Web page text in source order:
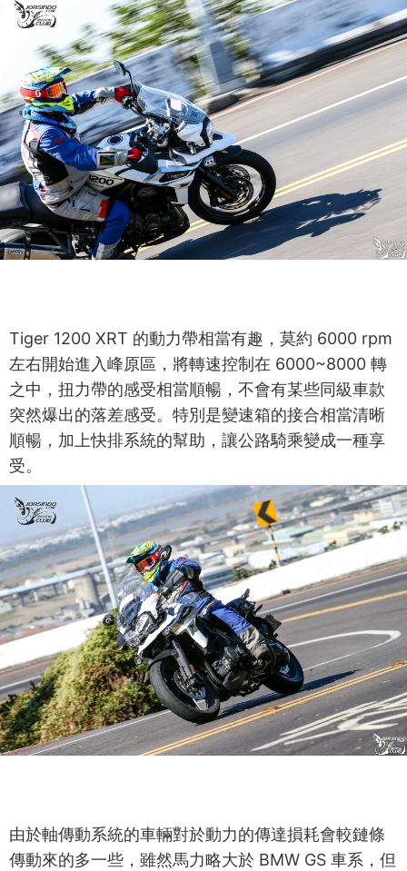
Tiger 1200 XRT 的動力帶相當有趣，莫約 6000 rpm
左右開始進入峰原區，將轉速控制在 6000~8000 轉
之中，扭力帶的感受相當順暢，不會有某些同級車款
突然爆出的落差感受。特別是變速箱的接合相當清晰
順暢，加上快排系統的幫助，讓公路騎乘變成一種享
受。
由於軸傳動系統的車輛對於動力的傳達損耗會較鏈條
傳動來的多一些，雖然馬力略大於 BMW GS 車系，但